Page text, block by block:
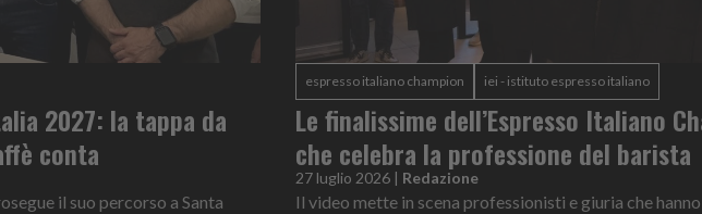
2027: la tappa da
conta
il suo percorso a Santa
espresso italiano champion iei - istituto espresso italiano
Le finalissime dell’Espresso Italiano
che celebra la professione del barista
27 luglio 2026 | Redazione
Il video mette in scena professionisti e giuria che